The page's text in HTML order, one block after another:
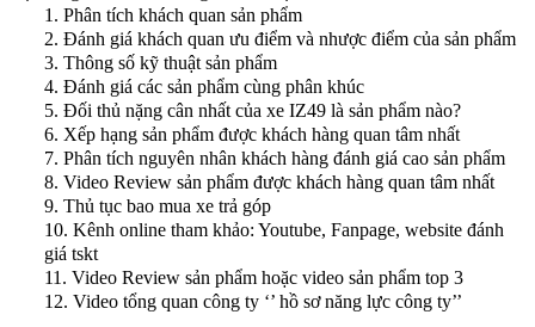
1. Phân tích khách quan sản phẩm
2. Đánh giá khách quan ưu điểm và nhược điểm của sản phẩm
3. Thông số kỹ thuật sản phẩm
4. Đánh giá các sản phẩm cùng phân khúc
5. Đối thủ nặng cân nhất của xe IZ49 là sản phẩm nào?
6. Xếp hạng sản phẩm được khách hàng quan tâm nhất
7. Phân tích nguyên nhân khách hàng đánh giá cao sản phẩm
8. Video Review sản phẩm được khách hàng quan tâm nhất
9. Thủ tục bao mua xe trả góp
10. Kênh online tham khảo: Youtube, Fanpage, website đánh
giá tskt
11. Video Review sản phẩm hoặc video sản phẩm top 3
12. Video tổng quan công ty ‘’ hồ sơ năng lực công ty’’